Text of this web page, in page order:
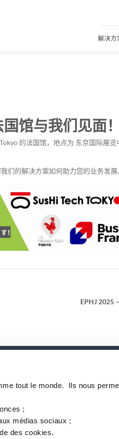
tout le monde. ​ Ils nous
;​
médias sociaux ;
des cookies.​
解决方
馆与我们见面！
的法国馆，地点为 东京国际展览
们的解决方案如何助力您的业务发展
EPHJ 2025